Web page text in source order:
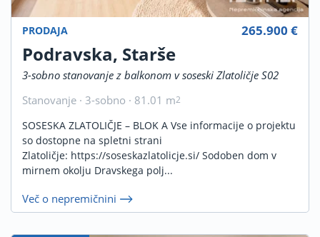
PRODAJA
Podravska, Starše
3-sobno stanovanje z balkonom v soseski Zlatoličje S02
Stanovanje · 3-sobno · 81.01 m2
265.900 €
SOSESKA ZLATOLIČJE – BLOK A Vse informacije o projektu
so dostopne na spletni strani
Zlatoličje: https://soseskazlatolicje.si/ Sodoben dom v
mirnem okolju Dravskega polj...
Več o nepremičnini